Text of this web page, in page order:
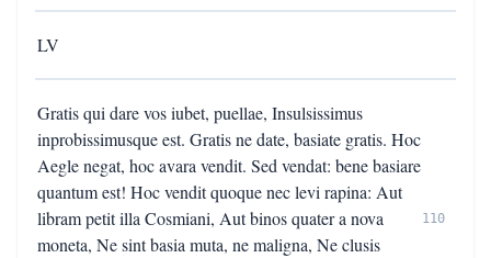
LV
Gratis qui dare vos iubet, puellae, Insulsissimus
inprobissimusque est. Gratis ne date, basiate gratis. Hoc
Aegle negat, hoc avara vendit. Sed vendat: bene basiare
quantum est! Hoc vendit quoque nec levi rapina: Aut
libram petit illa Cosmiani, Aut binos quater a nova
moneta, Ne sint basia muta, ne maligna, Ne clusis
110